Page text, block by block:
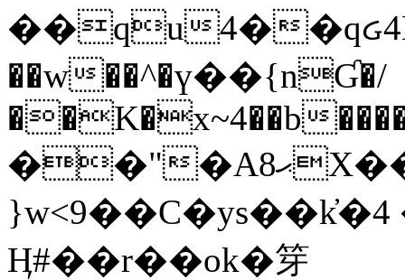
��qu4�
��w��^�ү��{nƓ�/
��K�x~4��b
��"�Aޙ8X��M��K�D
}w<9��C�ys��k҆�޼� :���4�� 4�E0���oӮ�
Ӊ#��r��ok�笌